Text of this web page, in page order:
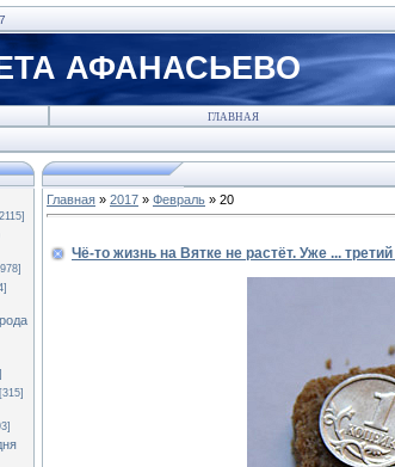
АФАНАСЬЕВО
ГЛАВНАЯ
[315]
Главная » 2017 » Февраль » 20
Чё-то жизнь на Вятке не растёт. Уже ... третий